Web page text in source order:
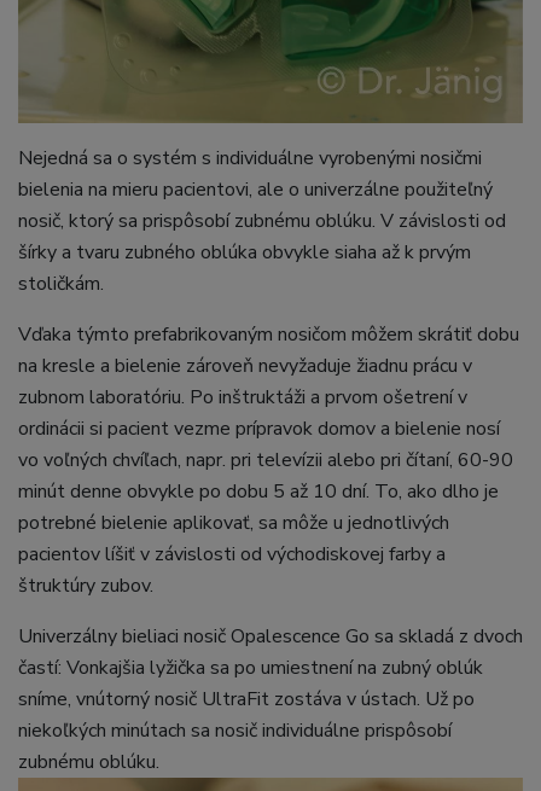
Nejedná sa o systém s individuálne vyrobenými nosičmi
bielenia na mieru pacientovi, ale o univerzálne použiteľný
nosič, ktorý sa prispôsobí zubnému oblúku. V závislosti od
šírky a tvaru zubného oblúka obvykle siaha až k prvým
stoličkám.
Vďaka týmto prefabrikovaným nosičom môžem skrátiť dobu
na kresle a bielenie zároveň nevyžaduje žiadnu prácu v
zubnom laboratóriu. Po inštruktáži a prvom ošetrení v
ordinácii si pacient vezme prípravok domov a bielenie nosí
vo voľných chvíľach, napr. pri televízii alebo pri čítaní, 60-90
minút denne obvykle po dobu 5 až 10 dní. To, ako dlho je
potrebné bielenie aplikovať, sa môže u jednotlivých
pacientov líšiť v závislosti od východiskovej farby a
štruktúry zubov.
Univerzálny bieliaci nosič Opalescence Go sa skladá z dvoch
častí: Vonkajšia lyžička sa po umiestnení na zubný oblúk
sníme, vnútorný nosič UltraFit zostáva v ústach. Už po
niekoľkých minútach sa nosič individuálne prispôsobí
zubnému oblúku.